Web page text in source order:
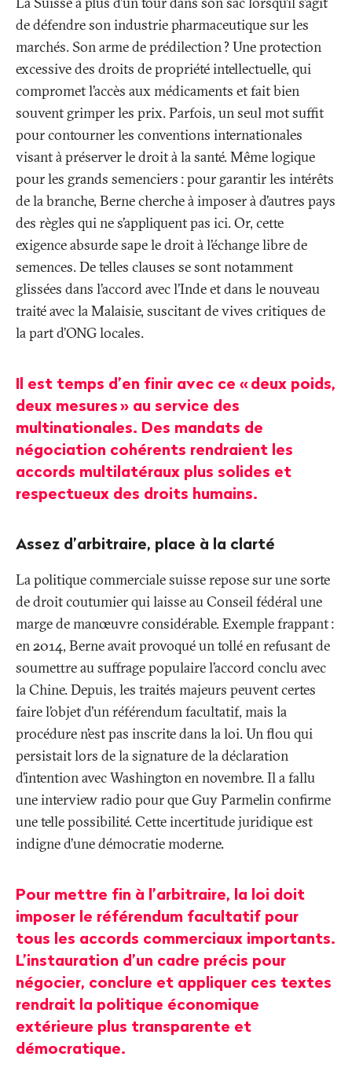
de défendre son industrie pharmaceutique sur les
marchés. Son arme de prédilection? Une protection
excessive des droits de propriété intellectuelle, qui
compromet l’accès aux médicaments et fait bien
souvent grimper les prix. Parfois, un seul mot suffit
pour contourner les conventions internationales
visant à préserver le droit à la santé. Même logique
pour les grands semenciers : pour garantir les intérêts
de la branche, Berne cherche à imposer à d’autres pays
des règles qui ne s’appliquent pas ici. Or, cette
exigence absurde sape le droit à l’échange libre de
semences. De telles clauses se sont notamment
glissées dans l’accord avec l’Inde et dans le nouveau
traité avec la Malaisie, suscitant de vives critiques de
la part d’ONG locales.
Il est temps d’en finir avec ce «deux poids,
deux mesures» au service des
multinationales. Des mandats de
négociation cohérents rendraient les
accords multilatéraux plus solides et
respectueux des droits humains.
Assez d’arbitraire, place à la clarté
La politique commerciale suisse repose sur une sorte
de droit coutumier qui laisse au Conseil fédéral une
marge de manœuvre considérable. Exemple frappant:
en 2014, Berne avait provoqué un tollé en refusant de
soumettre au suffrage populaire l’accord conclu avec
la Chine. Depuis, les traités majeurs peuvent certes
faire l’objet d’un référendum facultatif, mais la
procédure n’est pas inscrite dans la loi. Un flou qui
persistait lors de la signature de la déclaration
d’intention avec Washington en novembre. Il a fallu
une interview radio pour que Guy Parmelin confirme
une telle possibilité. Cette incertitude juridique est
indigne d’une démocratie moderne.
Pour mettre fin à l’arbitraire, la loi doit
imposer le référendum facultatif pour
tous les accords commerciaux importants.
L’instauration d’un cadre précis pour
négocier, conclure et appliquer ces textes
rendrait la politique économique
extérieure plus transparente et
démocratique.